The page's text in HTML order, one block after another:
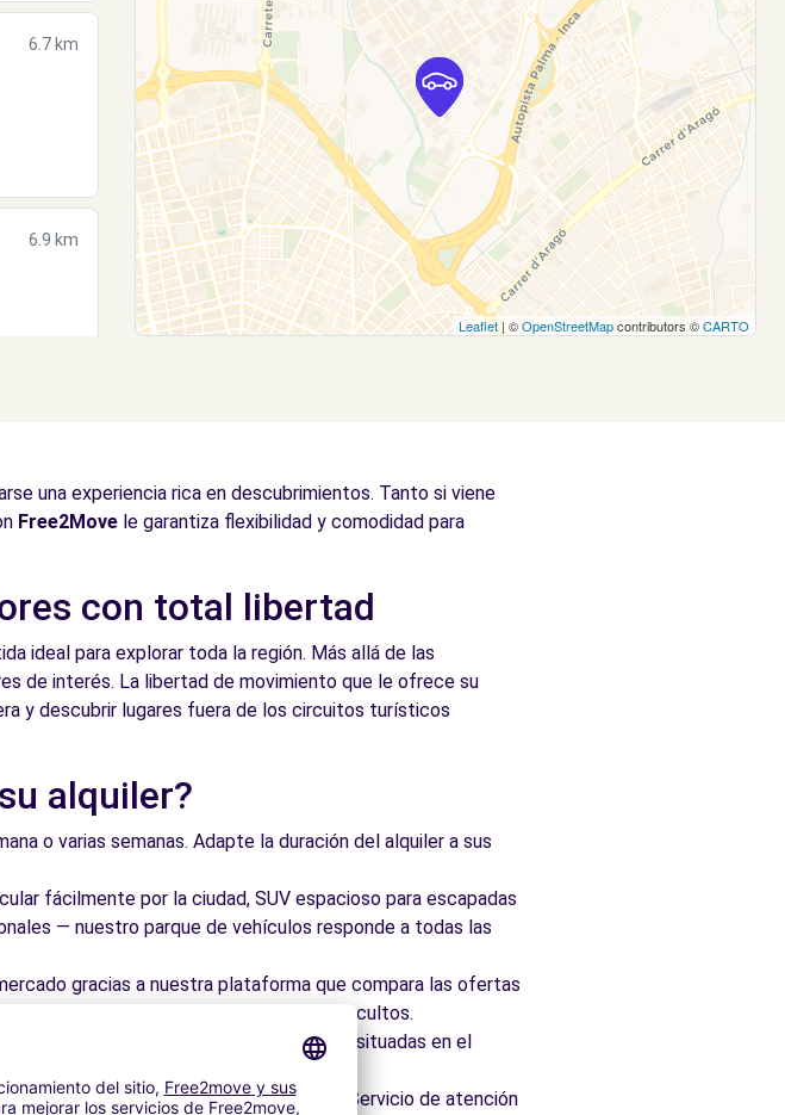
6.7 km
6.9 km
Leaflet| ©OpenStreetMapcontributors ©CARTO
una experiencia rica en descubrimientos. Tanto si viene
Free2Move le garantiza flexibilidad y comodidad para
con total libertad
ideal para explorar toda la región. Más allá de las
de interés. La libertad de movimiento que le ofrece su
y descubrir lugares fuera de los circuitos turísticos
alquiler?
o varias semanas. Adapte la duración del alquiler a sus
fácilmente por la ciudad, SUV espacioso para escapadas
— nuestro parque de vehículos responde a todas las
gracias a nuestra plataforma que compara las ofertas
con precios transparentes, sin cargos ocultos.
oficinas asociadas, idealmente situadas en el
su vehículo en pocos minutos. Servicio de atención